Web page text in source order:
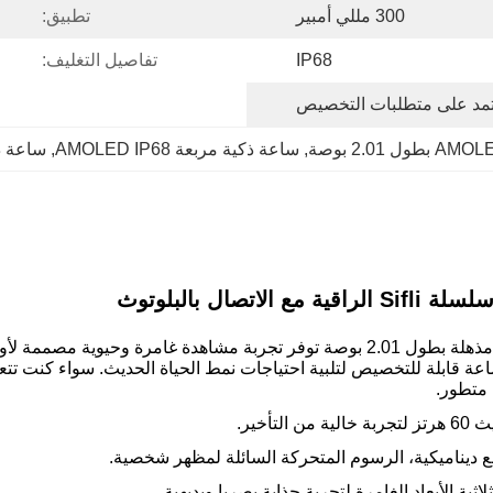
300 مللي أمبير تطبيق:
IP68 تفاصيل التغليف:
على متطلبات التخصيص
, ساعة ذكية مربعة AMOLED IP68 , ساعة ذكية بقوة
يقدم شاشة مذهلة بطول 2.01 بوصة توفر تجربة مشاهدة غامرة
قابلة للتخصيص لتلبية احتياجات نمط الحياة الحديث. سواء كنت
الرسوم المتحركة السائلة لمظهر شخصية.